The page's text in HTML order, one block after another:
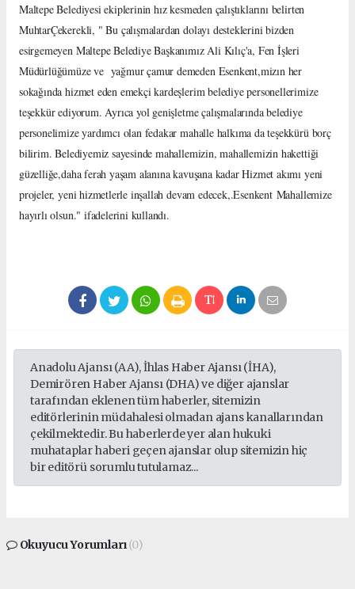
Maltepe Belediyesi ekiplerinin hız kesmeden çalıştıklarını belirten
MuhtarÇekerekli, " Bu çalışmalardan dolayı desteklerini bizden
esirgemeyen Maltepe Belediye Başkanımız Ali Kılıç'a, Fen İşleri
Müdürlüğümüze ve yağmur çamur demeden Esenkent,mizın her
sokağında hizmet eden emekçi kardeşlerim belediye personellerimize
teşekkür ediyorum. Ayrıca yol genişletme çalışmalarında belediye
personelimize yardımcı olan fedakar mahalle halkıma da teşekkürü borç
bilirim. Belediyemiz sayesinde mahallemizin, mahallemizin hakettiği
güzelliğe,daha ferah yaşam alanına kavuşana kadar Hizmet akımı yeni
projeler, yeni hizmetlerle inşallah devam edecek,.Esenkent Mahallemize
hayırlı olsun." ifadelerini kullandı.
Anadolu Ajansı (AA), İhlas Haber Ajansı (İHA),
Demirören Haber Ajansı (DHA) ve diğer ajanslar
tarafından eklenen tüm haberler, sitemizin
editörlerinin müdahalesi olmadan ajans kanallarından
çekilmektedir. Bu haberlerde yer alan hukuki
muhataplar haberi geçen ajanslar olup sitemizin hiç
bir editörü sorumlu tutulamaz...
Okuyucu Yorumları(0)